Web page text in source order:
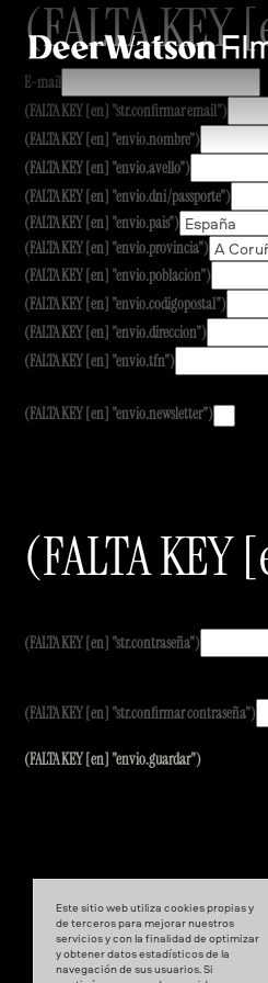
(FALTA
E-mail
(FALTA KEY [en] "str.confirmar email")
(FALTA KEY [en] "envio.nombre")
(FALTA KEY [en] "envio.avello")
(FALTA KEY [en] "envio.dni/passporte")
(FALTA KEY [en] "envio.pais")
(FALTA KEY [en] "envio.provincia")
(FALTA KEY [en] "envio.poblacion")
(FALTA KEY [en] "envio.codigopostal")
(FALTA KEY [en] "envio.direccion")
(FALTA KEY [en] "envio.tfn")
(FALTA KEY [en] "envio.newsletter")
(FALTA
(FALTA KEY [en] "str.contraseña")
(FALTA KEY [en] "str.confirmar contraseña")
(FALTA KEY [en] "envio.guardar")
Este sitio web utiliza cookies propias y
de terceros para mejorar nuestros
servicios y con la finalidad de optimizar
y obtener datos estadísticos de la
navegación de sus usuarios. Si